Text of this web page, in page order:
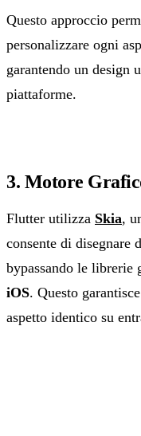
Questo approccio
personalizzare ogni
garantendo un design
piattaforme.
3. Motore
Flutter utilizza Skia,
consente di disegnare
bypassando le librerie
iOS. Questo
aspetto identico su